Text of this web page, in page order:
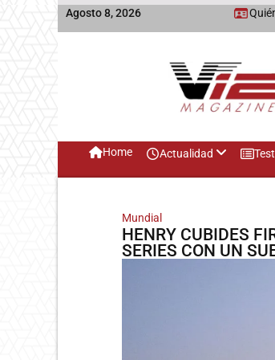
Agosto 8, 2026
Home Actualidad
Mundial
HENRY CUBIDES
SERIES CON UN